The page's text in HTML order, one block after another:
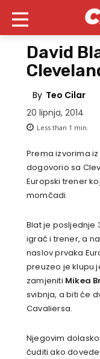
David
By Teo Cilar
20 lipnja, 2014
Less than 1 min.
Prema izvorima iz
dogovorio sa
Europski trener
momčadi.
Blat je posljednje
igrač i trener, a
naslov prvaka
preuzeo je klupu
zamjeniti Mikea
svibnja, a biti će
Cavaliersa.
Njegovim
čuditi ako